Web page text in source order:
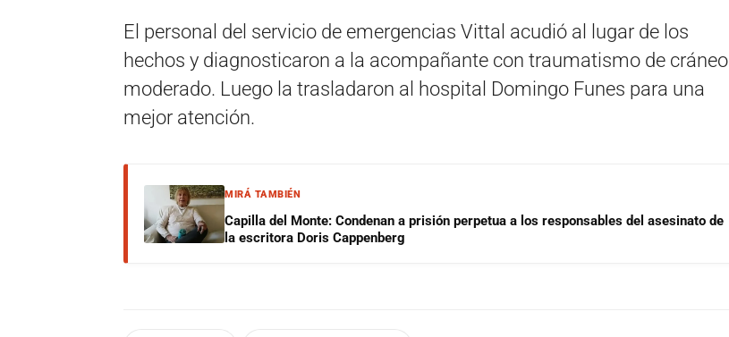
El personal del servicio de emergencias Vittal acudió al lugar de los
hechos y diagnosticaron a la acompañante con traumatismo de cráneo
moderado. Luego la trasladaron al hospital Domingo Funes para una
mejor atención.
MIRÁ TAMBIÉN
Capilla del Monte: Condenan a prisión perpetua a los responsables del asesinato de
la escritora Doris Cappenberg